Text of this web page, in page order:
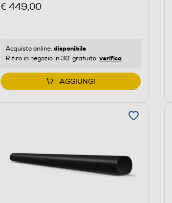
€ 449,00
Acquisto online: disponibile
Ritiro in negozio in 30' gratuito: verifica
AGGIUNGI